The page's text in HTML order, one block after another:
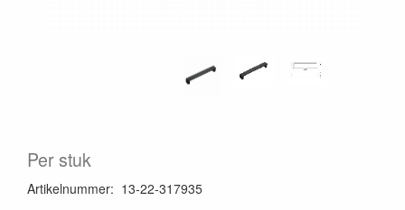
Per stuk
Artikelnummer: 13-22-317935